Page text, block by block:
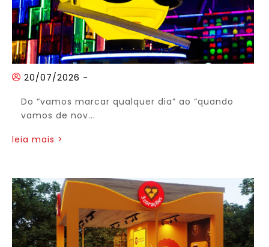
20/07/2026 -
Do “vamos marcar qualquer dia” ao “quando
vamos de nov...
leia mais >